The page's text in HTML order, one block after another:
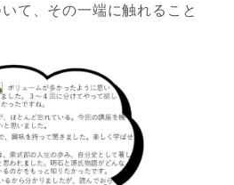
て、その一端に触れること